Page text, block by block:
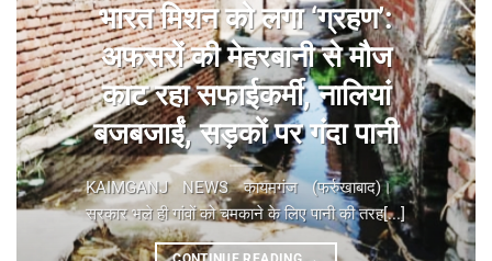
भारत मिशन को लगा ‘ग्रहण’:
अफसरों की मेहरबानी से मौज
काट रहा सफाईकर्मी, नालियां
बजबजाईं, सड़कों पर गंदा पानी
KAIMGANJ NEWS कायमगंज (फर्रुखाबाद)। ​
सरकार भले ही गांवों को चमकाने के लिए पानी की तरह[...]